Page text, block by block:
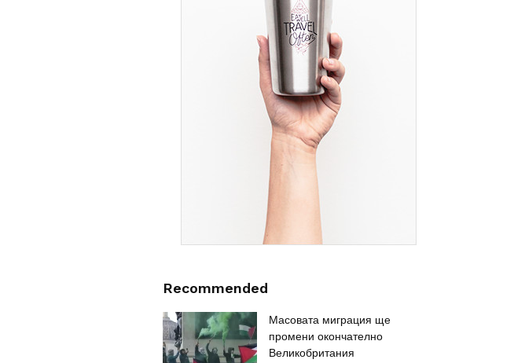
Recommended
Масовата миграция ще
промени окончателно
Великобритания